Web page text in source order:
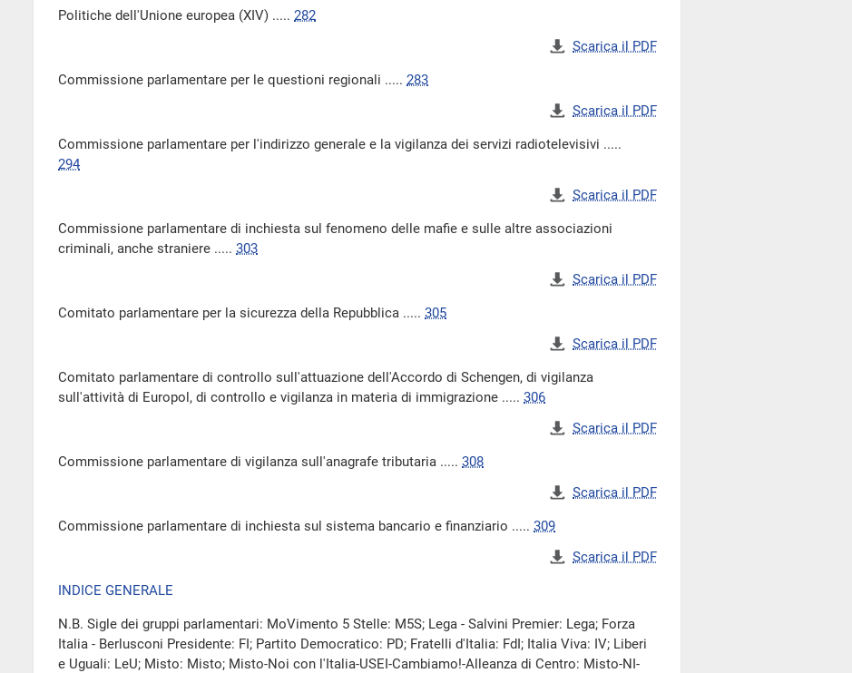
Politiche dell'Unione europea (XIV) ..... 282
Scarica il PDF
Commissione parlamentare per le questioni regionali ..... 283
Scarica il PDF
Commissione parlamentare per l'indirizzo generale e la vigilanza dei servizi radiotelevisivi .....
294
Scarica il PDF
Commissione parlamentare di inchiesta sul fenomeno delle mafie e sulle altre associazioni
criminali, anche straniere ..... 303
Scarica il PDF
Comitato parlamentare per la sicurezza della Repubblica ..... 305
Scarica il PDF
Comitato parlamentare di controllo sull'attuazione dell'Accordo di Schengen, di vigilanza
sull'attività di Europol, di controllo e vigilanza in materia di immigrazione ..... 306
Scarica il PDF
Commissione parlamentare di vigilanza sull'anagrafe tributaria ..... 308
Scarica il PDF
Commissione parlamentare di inchiesta sul sistema bancario e finanziario ..... 309
Scarica il PDF
INDICE GENERALE
N.B. Sigle dei gruppi parlamentari: MoVimento 5 Stelle: M5S; Lega - Salvini Premier: Lega; Forza
Italia - Berlusconi Presidente: FI; Partito Democratico: PD; Fratelli d'Italia: FdI; Italia Viva: IV; Liberi
e Uguali: LeU; Misto: Misto; Misto-Noi con l'Italia-USEI-Cambiamo!-Alleanza di Centro: Misto-NI-